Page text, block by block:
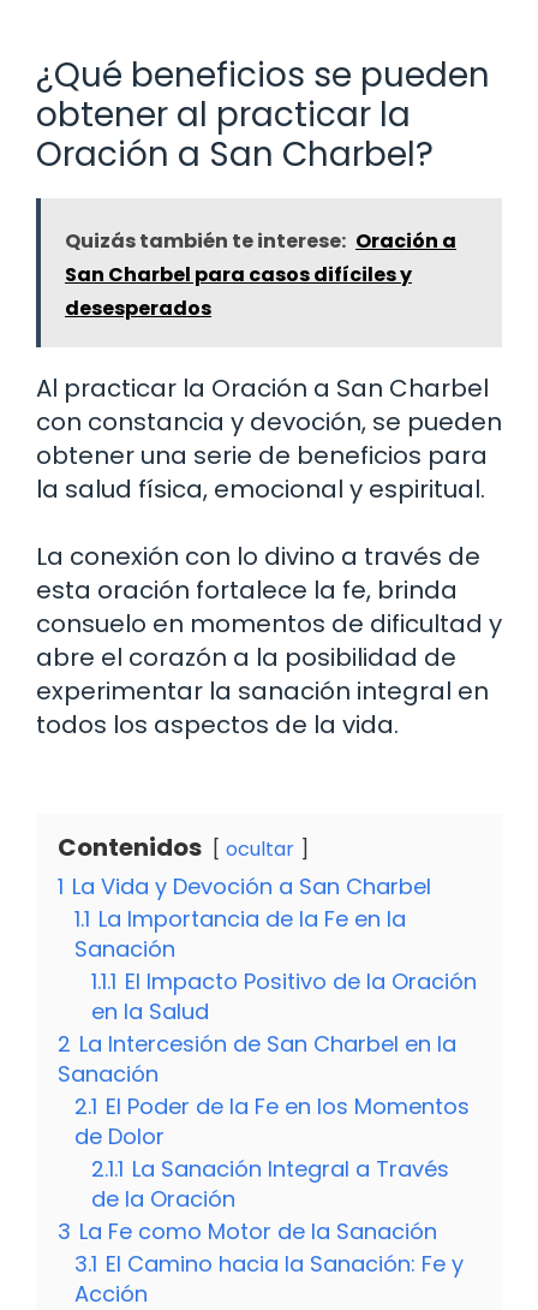
¿Qué beneficios se pueden
obtener al practicar la
Oración a San Charbel?
Quizás también te interese: Oración a
San Charbel para casos difíciles y
desesperados
Al practicar la Oración a San Charbel
con constancia y devoción, se pueden
obtener una serie de beneficios para
la salud física, emocional y espiritual.
La conexión con lo divino a través de
esta oración fortalece la fe, brinda
consuelo en momentos de dificultad y
abre el corazón a la posibilidad de
experimentar la sanación integral en
todos los aspectos de la vida.
Contenidos ocultar
1 La Vida y Devoción a San Charbel
1.1 La Importancia de la Fe en la
Sanación
1.1.1 El Impacto Positivo de la Oración
en la Salud
2 La Intercesión de San Charbel en la
Sanación
2.1 El Poder de la Fe en los Momentos
de Dolor
2.1.1 La Sanación Integral a Través
de la Oración
3 La Fe como Motor de la Sanación
3.1 El Camino hacia la Sanación: Fe y
Acción